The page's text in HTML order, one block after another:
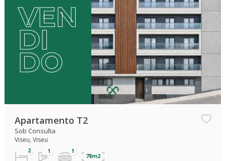
VEN
DI
DO
Apartamento T2
Sob Consulta
Viseu, Viseu
78m2